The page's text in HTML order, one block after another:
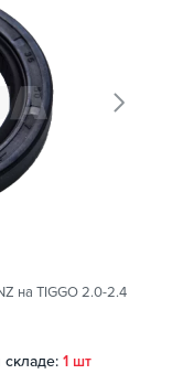
на TIGGO 2.0-2.4
1 шт